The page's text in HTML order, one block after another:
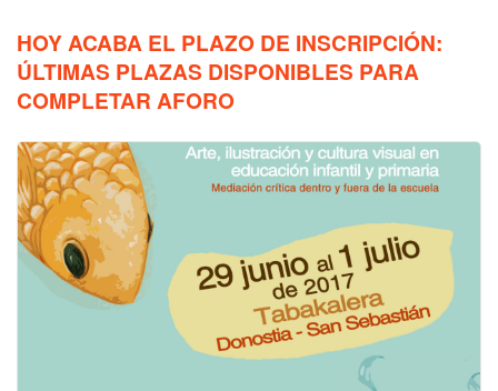
HOY ACABA EL PLAZO DE INSCRIPCIÓN:
ÚLTIMAS PLAZAS DISPONIBLES PARA
COMPLETAR AFORO